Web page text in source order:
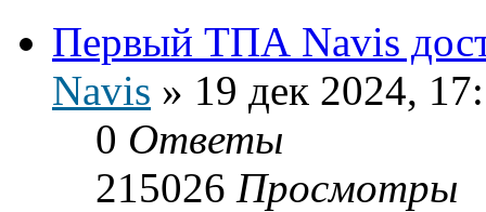
Первый ТПА Navis
Navis » 19 дек 2024,
0 Ответы
215026 Просмотры